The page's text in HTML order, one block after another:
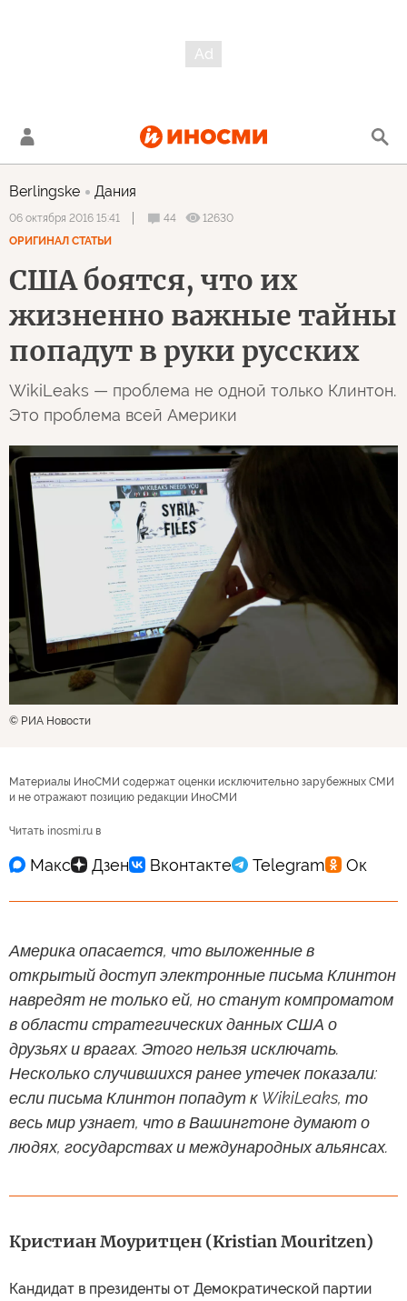
Berlingske Дания
06 октября 2016 15:41 44
12630
ОРИГИНАЛ СТАТЬИ
США боятся, что их
жизненно важные тайны
попадут в руки русских
WikiLeaks — проблема не одной только Клинтон.
Это проблема всей Америки
© РИА Новости
Материалы ИноСМИ содержат оценки исключительно зарубежных СМИ
и не отражают позицию редакции ИноСМИ
Читать inosmi.ru в
Америка опасается, что выложенные в
открытый доступ электронные письма Клинтон
навредят не только ей, но станут компроматом
в области стратегических данных США о
друзьях и врагах. Этого нельзя исключать.
Несколько случившихся ранее утечек показали:
если письма Клинтон попадут к WikiLeaks, то
весь мир узнает, что в Вашингтоне думают о
людях, государствах и международных альянсах.
Кристиан Моуритцен (Kristian Mouritzen)
Кандидат в президенты от Демократической партии